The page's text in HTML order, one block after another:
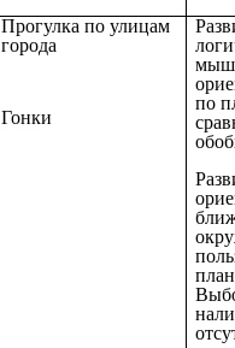
Прогулка по улицам
города
Гонки
по